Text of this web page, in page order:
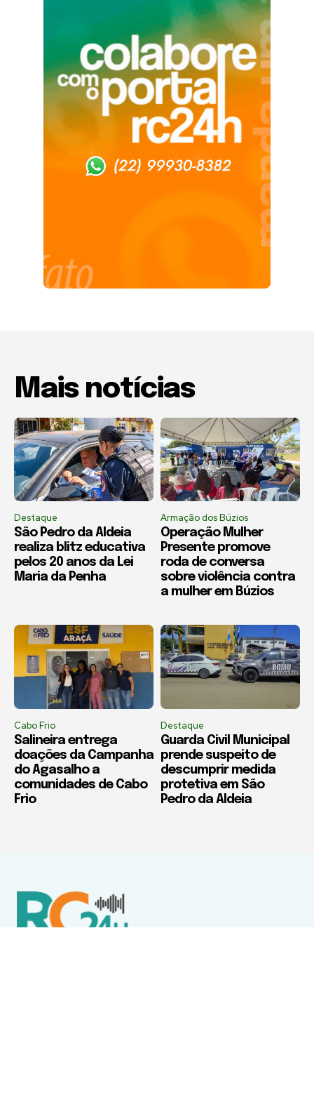
Mais notícias
Destaque
São Pedro da Aldeia
realiza blitz educativa
pelos 20 anos da Lei
Maria da Penha
Armação dos Búzios
Operação Mulher
Presente promove
roda de conversa
sobre violência contra
a mulher em Búzios
Cabo Frio
Salineira entrega
doações da Campanha
do Agasalho a
comunidades de Cabo
Frio
Destaque
Guarda Civil Municipal
prende suspeito de
descumprir medida
protetiva em São
Pedro da Aldeia